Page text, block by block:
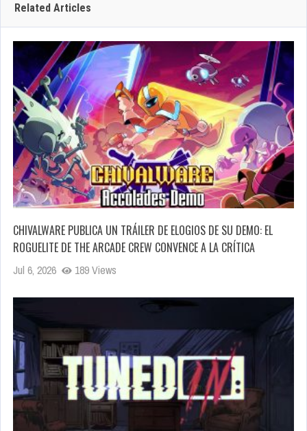
Related Articles
CHIVALWARE PUBLICA UN TRÁILER DE ELOGIOS DE SU DEMO: EL
ROGUELITE DE THE ARCADE CREW CONVENCE A LA CRÍTICA
Jul 6, 2026 189 Views